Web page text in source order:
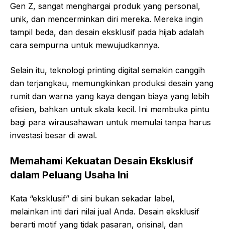
Gen Z, sangat menghargai produk yang personal,
unik, dan mencerminkan diri mereka. Mereka ingin
tampil beda, dan desain eksklusif pada hijab adalah
cara sempurna untuk mewujudkannya.
Selain itu, teknologi printing digital semakin canggih
dan terjangkau, memungkinkan produksi desain yang
rumit dan warna yang kaya dengan biaya yang lebih
efisien, bahkan untuk skala kecil. Ini membuka pintu
bagi para wirausahawan untuk memulai tanpa harus
investasi besar di awal.
Memahami Kekuatan Desain Eksklusif
dalam Peluang Usaha Ini
Kata “eksklusif” di sini bukan sekadar label,
melainkan inti dari nilai jual Anda. Desain eksklusif
berarti motif yang tidak pasaran, orisinal, dan